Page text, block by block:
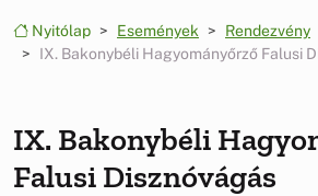
Nyitólap Események
Rendezvény
IX. Bakonybéli Hagyományőrző Falusi
IX. Bakonybéli
Falusi Disznóvágás